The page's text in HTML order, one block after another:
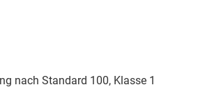
nach Standard 100, Klasse 1